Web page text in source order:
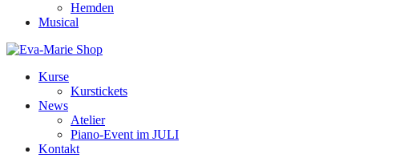
Hemden
Musical
Kurse
Kurstickets
News
Atelier
Piano-Event im JULI
Kontakt